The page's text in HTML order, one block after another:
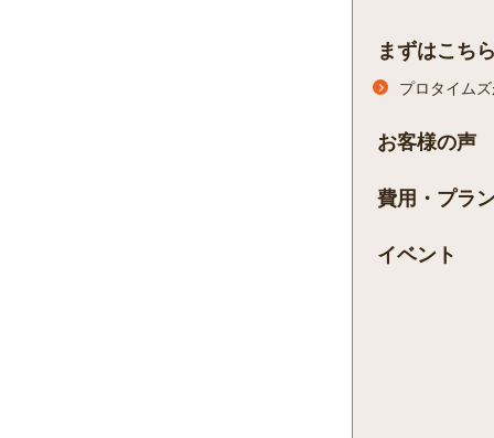
まずはこち
プロタイム
お客様の声
費用・プラ
イベント